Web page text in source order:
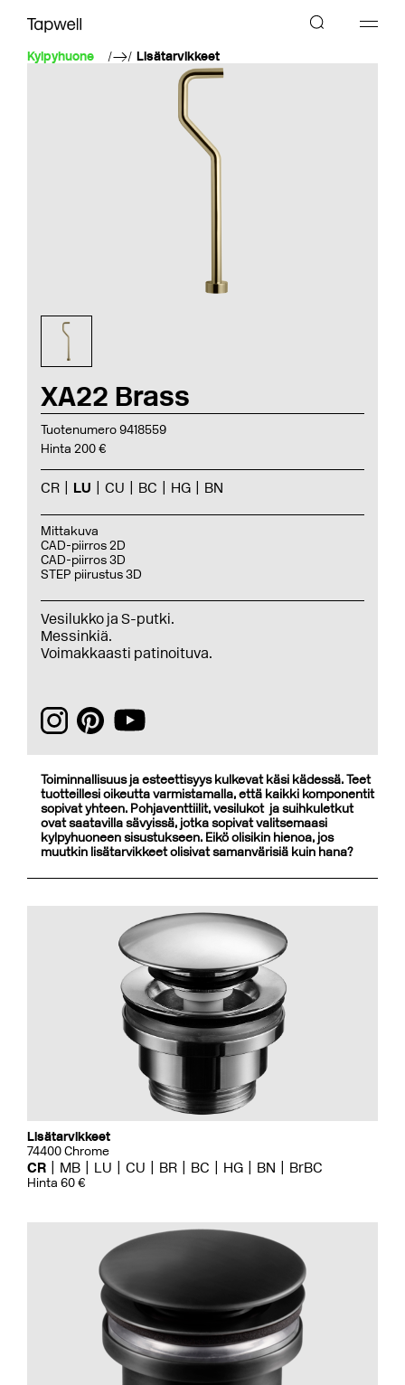
Kylpyhuone Lisätarvikkeet
XA22 Brass
Tuotenumero 9418559
Hinta 200 €
CR LU CU BC HG BN
Mittakuva
CAD-piirros 2D
CAD-piirros 3D
STEP piirustus 3D
Vesilukko ja S-putki.
Messinkiä.
Voimakkaasti patinoituva.
Toiminnallisuus ja esteettisyys kulkevat käsi kädessä. Teet
tuotteillesi oikeutta varmistamalla, että kaikki komponentit
sopivat yhteen. Pohjaventtiilit, vesilukot ja suihkuletkut
ovat saatavilla sävyissä, jotka sopivat valitsemaasi
kylpyhuoneen sisustukseen. Eikö olisikin hienoa, jos
muutkin lisätarvikkeet olisivat samanvärisiä kuin hana?
Lisätarvikkeet
74400 Chrome
CR MB LU CU BR BC HG BN BrBC
Hinta 60 €